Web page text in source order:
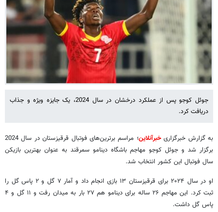
جوئل کوجو پس از عملکرد درخشان در سال 2024، یک جایزه ویژه و جذاب
دریافت کرد.
به گزارش خبرگزاریخبرآنلاین
؛ مراسم برترین‌های فوتبال قرقیزستان در سال 2024
برگزار شد و جوئل کوجو مهاجم باشگاه دینامو سمرقند به عنوان بهترین بازیکن
سال فوتبال این کشور انتخاب شد.
او در سال ۲۰۲۴ برای قرقیزستان ۱۳ بازی انجام داد و آمار ۷ گل و ۲ پاس گل را
ثبت کرد. این مهاجم ۲۶ ساله برای دینامو هم ۲۷ بار به میدان رفت و ۱۱ گل و ۴
پاس گل داشت.